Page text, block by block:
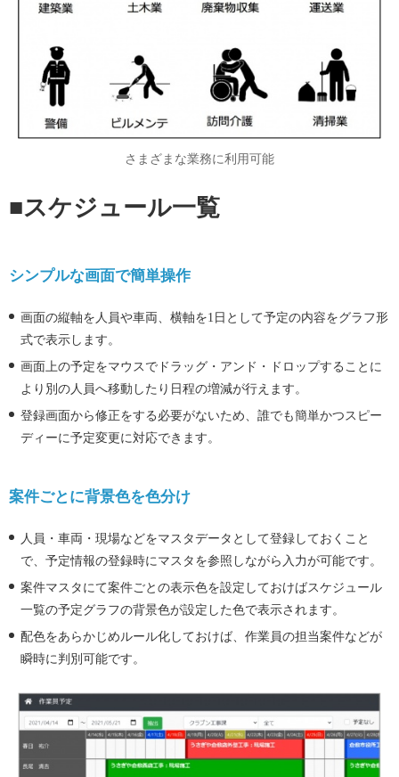
さまざまな業務に利用可能
■スケジュール一覧
シンプルな画面で簡単操作
画面の縦軸を人員や車両、横軸を1日として予定の内容をグラフ形
式で表示します。
画面上の予定をマウスでドラッグ・アンド・ドロップすることに
より別の人員へ移動したり日程の増減が行えます。
登録画面から修正をする必要がないため、誰でも簡単かつスピー
ディーに予定変更に対応できます。
案件ごとに背景色を色分け
人員・車両・現場などをマスタデータとして登録しておくこと
で、予定情報の登録時にマスタを参照しながら入力が可能です。
案件マスタにて案件ごとの表示色を設定しておけばスケジュール
一覧の予定グラフの背景色が設定した色で表示されます。
配色をあらかじめルール化しておけば、作業員の担当案件などが
瞬時に判別可能です。